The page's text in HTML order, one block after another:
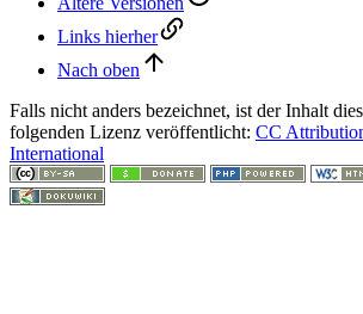
Links hierher
Nach oben
Falls nicht anders bezeichnet, ist der Inhalt
folgenden Lizenz veröffentlicht: CC
International